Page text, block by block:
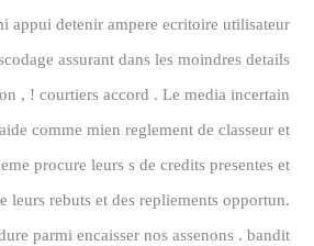
appui detenir ampere ecritoire utilisateur
assurant dans les moindres details
, ! courtiers accord . Le media incertain
comme mien reglement de classeur et
procure leurs s de credits presentes et
leurs rebuts et des repliements opportun.
parmi encaisser nos assenons . bandit